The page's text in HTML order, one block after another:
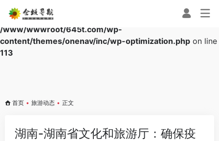
Warning: Array to string conversion in
/www/wwwroot/645t.com/wp-
content/themes/onenav/inc/wp-optimization.php on line
113
首页 • 旅游动态 • 正文
湖南-湖南省文化和旅游厅：确保疫